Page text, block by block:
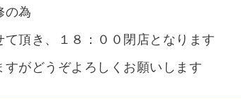
の為
頂き、１８：００閉店となります
すがどうぞよろしくお願いします